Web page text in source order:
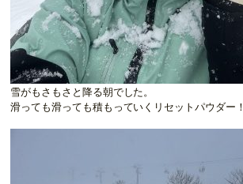
雪がもさもさと降る朝でした。
滑っても滑っても積もっていくリセットパウダー！